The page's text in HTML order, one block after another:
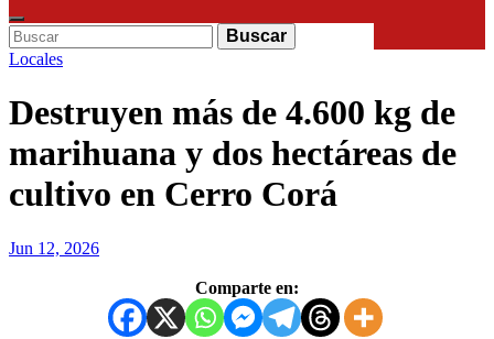
Enter
Keyword
Search
for:
Buscar
Search
Locales
Destruyen más de 4.600 kg de
marihuana y dos hectáreas de
cultivo en Cerro Corá
Jun 12, 2026
Comparte en: